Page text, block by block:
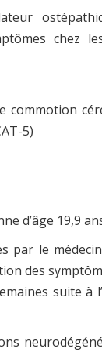
chez
commotion
5)
d’âge 19,9
par le
des
suite